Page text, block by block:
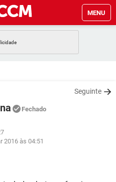
MENU
GMAIL
WHATSAPP
EXCEL
Seguinte
Fechado
2016 às 04:51